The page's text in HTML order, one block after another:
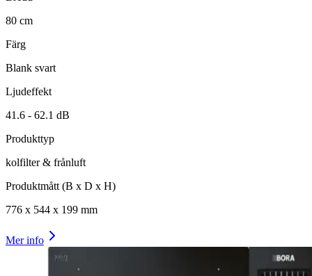
80 cm
Färg
Blank svart
Ljudeffekt
41.6 - 62.1 dB
Produkttyp
kolfilter & frånluft
Produktmått (B x D x H)
776 x 544 x 199 mm
Mer info